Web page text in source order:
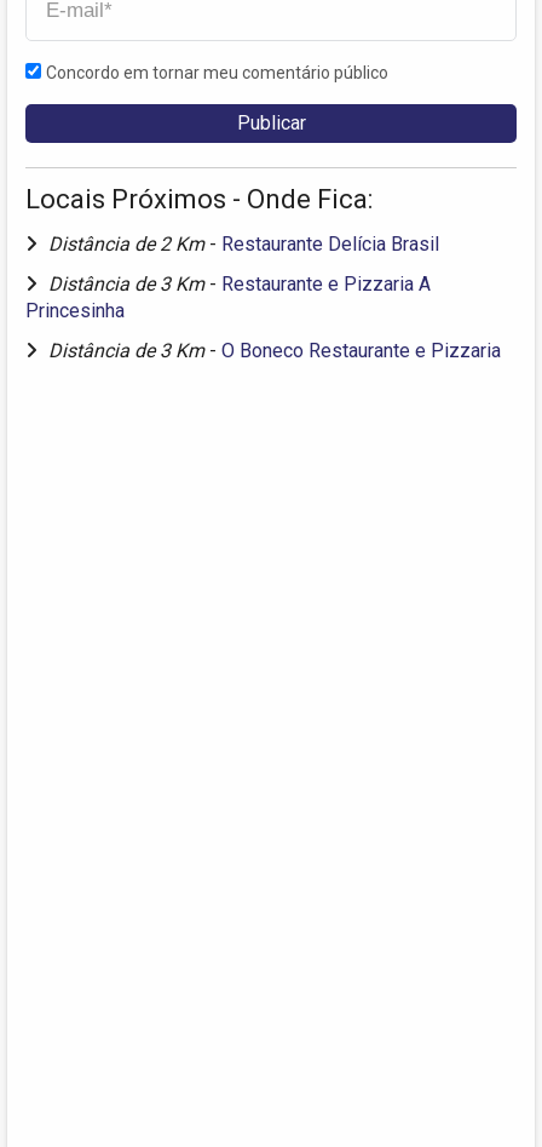
Concordo em tornar meu comentário público
Locais Próximos - Onde Fica:
Distância de 2 Km - Restaurante Delícia Brasil
Distância de 3 Km - Restaurante e Pizzaria A
Princesinha
Distância de 3 Km - O Boneco Restaurante e Pizzaria